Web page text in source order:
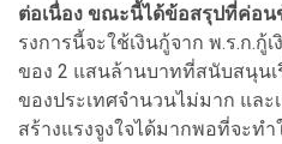
ต่อเนื่อง ขณะนี้ได้ข้อสรุปที่ค่อน
รงการนี้จะใช้เงินกู้จาก พ.ร.ก.
ของ 2 แสนล้านบาทที่สนับสนุนเ
ของประเทศจำนวนไม่มาก และ
สร้างแรงจูงใจได้มากพอที่จะท